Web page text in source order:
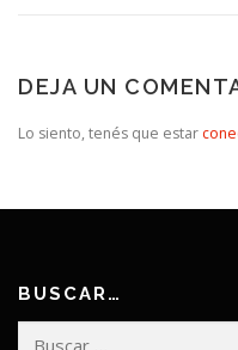
DEJA UN
Lo siento, tenés que estar
BUSCAR…